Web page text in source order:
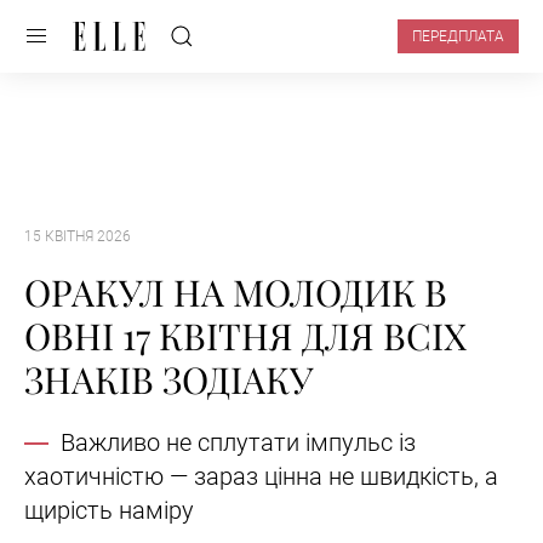
ПЕРЕДПЛАТА
15 КВІТНЯ 2026
ОРАКУЛ НА МОЛОДИК В
ОВНІ 17 КВІТНЯ ДЛЯ ВСІХ
ЗНАКІВ ЗОДІАКУ
Важливо не сплутати імпульс із
хаотичністю — зараз цінна не швидкість, а
щирість наміру